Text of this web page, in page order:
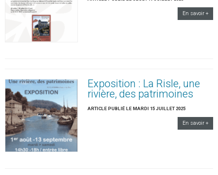
En savoir +
Exposition : La Risle, une
rivière, des patrimoines
ARTICLE PUBLIÉ LE MARDI 15 JUILLET 2025
En savoir +